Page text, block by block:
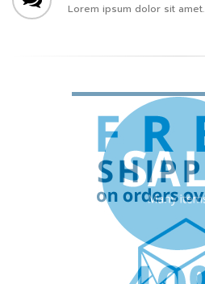
Lorem ipsum dolor sit amet.